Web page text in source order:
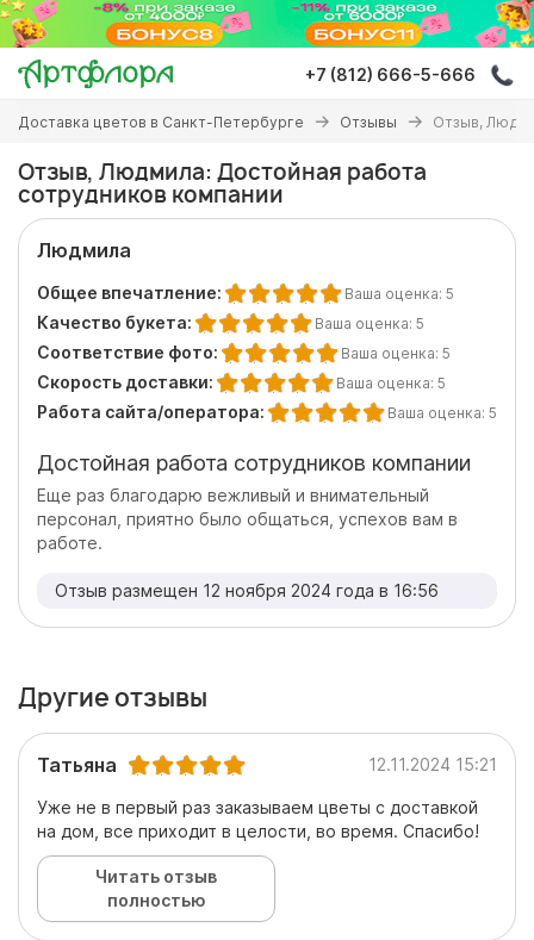
Перейти
основному
содержанию
+7 (812) 666-5-666
Вы
здесь
Доставка цветов в Санкт-Петербурге Отзывы Отзыв,
Отзыв, Людмила: Достойная работа
сотрудников компании
Людмила
Общее впечатление: Ваша оценка: 5
Качество букета: Ваша оценка: 5
Соответствие фото: Ваша оценка: 5
Скорость доставки: Ваша оценка: 5
Работа сайта/оператора: Ваша оценка: 5
Достойная работа сотрудников компании
Еще раз благодарю вежливый и внимательный
персонал, приятно было общаться, успехов вам в
работе.
Отзыв размещен 12 ноября 2024 года в 16:56
Другие отзывы
Татьяна 12.11.2024 15:21
Уже не в первый раз заказываем цветы с доставкой
на дом, все приходит в целости, во время. Спасибо!
Читать отзыв
полностью